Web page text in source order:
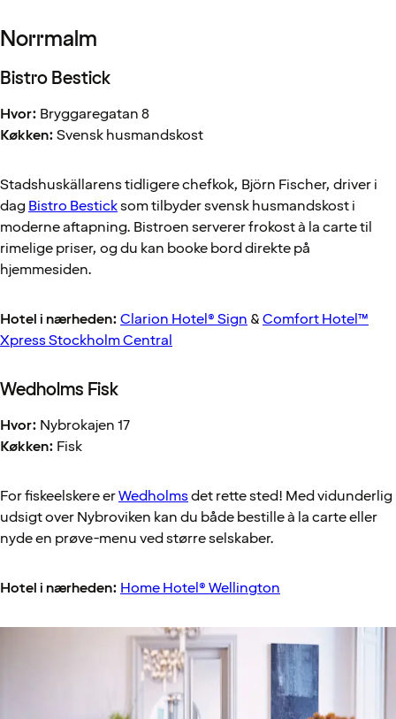
Norrmalm
Bistro Bestick
Hvor: Bryggaregatan 8
Køkken:Svensk husmandskost
Stadshuskällarens tidligere chefkok, Björn Fischer, driver i
dag Bistro Besticksom tilbyder svensk husmandskost i
moderne aftapning. Bistroen serverer frokost à la carte til
rimelige priser, og du kan booke bord direkte på
hjemmesiden.
Hotel i nærheden:Clarion Hotel® Sign &Comfort Hotel™
Xpress Stockholm Central
Wedholms Fisk
Hvor: Nybrokajen 17
Køkken: Fisk
For fiskeelskere erWedholmsdet rette sted! Med vidunderlig
udsigt over Nybroviken kan du både bestille à la carte eller
nyde en prøve-menu ved større selskaber.
Hotel i nærheden: Home Hotel® Wellington